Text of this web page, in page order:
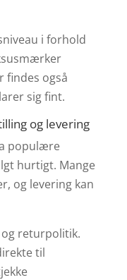
i forhold
findes også
sig fint.
og levering
populære
hurtigt. Mange
og levering kan
returpolitik.
til